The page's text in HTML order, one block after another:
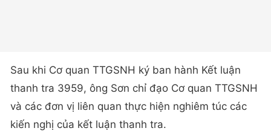
Sau khi Cơ quan TTGSNH ký ban hành Kết luận
thanh tra 3959, ông Sơn chỉ đạo Cơ quan TTGSNH
và các đơn vị liên quan thực hiện nghiêm túc các
kiến nghị của kết luận thanh tra.